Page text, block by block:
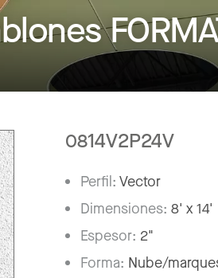
0814V2P24V
Perfil:Vector
Dimensiones:8' x 14'
Espesor: 2"
Forma: Nube/